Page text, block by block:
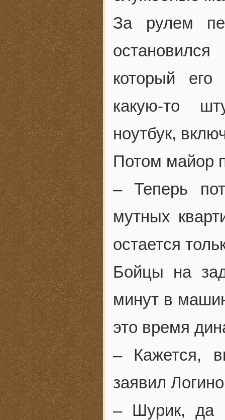
За рулем
который
какую-то
ноутбук,
Потом майор
– Теперь
мутных
остается
Бойцы на
минут в
это время
– Кажется,
заявил
– Шурик, да